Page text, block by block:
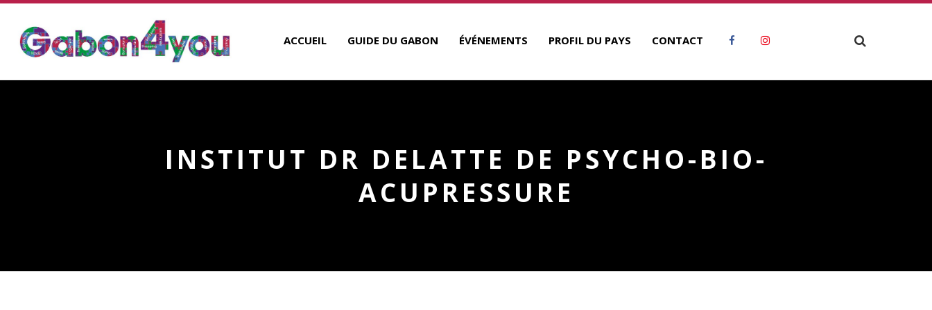
ACCUEIL GUIDE DU GABON ÉVÉNEMENTS PROFIL DU PAYS CONTACT
INSTITUT DR DELATTE DE PSYCHO-BIO-
ACUPRESSURE